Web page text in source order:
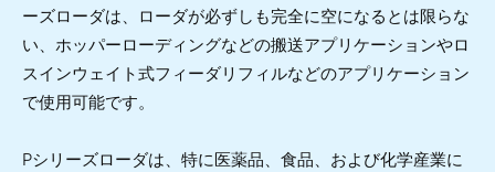
ーズローダは、ローダが必ずしも完全に空になるとは限らな
い、ホッパーローディングなどの搬送アプリケーションやロ
スインウェイト式フィーダリフィルなどのアプリケーション
で使用可能です。
Pシリーズローダは、特に医薬品、食品、および化学産業に